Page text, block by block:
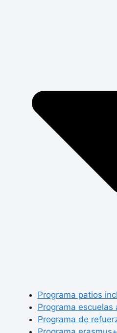
Programa patios
Programa escuelas
Programa de